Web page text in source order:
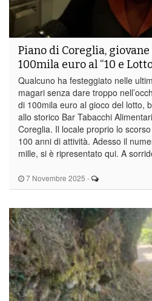
7 Novembre 2025 -
Piano di Coreglia,
100mila euro al “10 e
Qualcuno ha festeggiato nelle
magari senza dare troppo
di 100mila euro al gioco del lotto,
allo storico Bar Tabacchi
Coreglia. Il locale proprio lo
100 anni di attività. Adesso il
mille, si è ripresentato qui. A